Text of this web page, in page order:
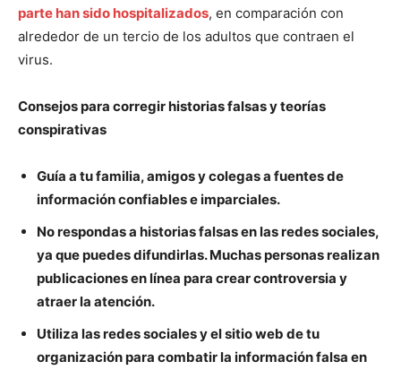
parte han sido hospitalizados, en comparación con
alrededor de un tercio de los adultos que contraen el
virus.
Consejos para corregir historias falsas y teorías
conspirativas
Guía a tu familia, amigos y colegas a fuentes de
información confiables e imparciales.
No respondas a historias falsas en las redes sociales,
ya que puedes difundirlas. Muchas personas realizan
publicaciones en línea para crear controversia y
atraer la atención.
Utiliza las redes sociales y el sitio web de tu
organización para combatir la información falsa en